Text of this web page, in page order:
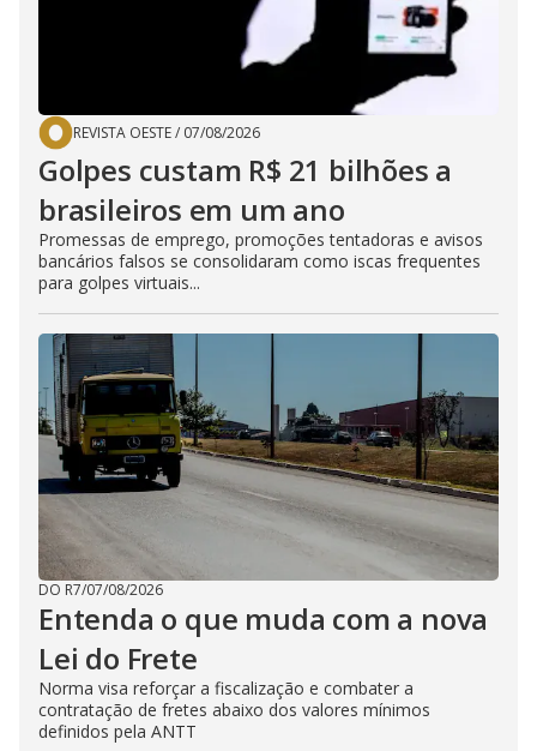
REVISTA OESTE/ 07/08/2026
Golpes custam R$ 21 bilhões a
brasileiros em um ano
Promessas de emprego, promoções tentadoras e avisos
bancários falsos se consolidaram como iscas frequentes
para golpes virtuais...
DO R7/07/08/2026
Entenda o que muda com a nova
Lei do Frete
Norma visa reforçar a fiscalização e combater a
contratação de fretes abaixo dos valores mínimos
definidos pela ANTT